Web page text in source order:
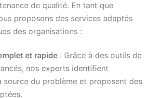
de qualité. En tant que
proposons des services adaptés
des organisations :
et rapide : Grâce à des outils de
nos experts identifient
source du problème et proposent des